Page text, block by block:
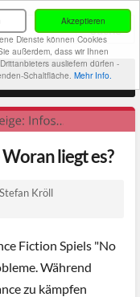
Akzeptieren
Dienste können Cookies
außerdem, dass wir Ihnen
ausliefern dürfen -
Schaltfläche. Mehr Info.
liegt es?
Stefan Kröll
Fiction Spiels "No
Während
zu kämpfen